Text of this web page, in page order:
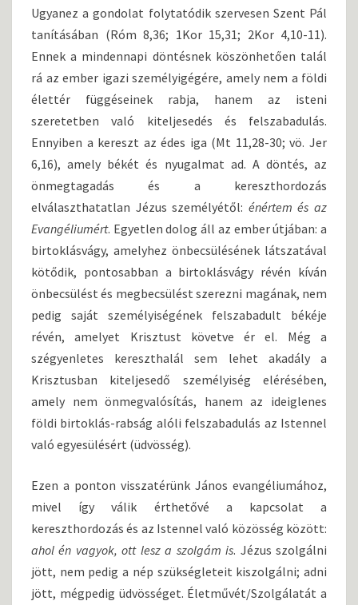
Ugyanez a gondolat folytatódik szervesen Szent Pál
tanításában (Róm 8,36; 1Kor 15,31; 2Kor 4,10-11).
Ennek a mindennapi döntésnek köszönhetően talál
rá az ember igazi személyigégére, amely nem a földi
élettér függéseinek rabja, hanem az isteni
szeretetben való kiteljesedés és felszabadulás.
Ennyiben a kereszt az édes iga (Mt 11,28-30; vö. Jer
6,16), amely békét és nyugalmat ad. A döntés, az
önmegtagadás és a kereszthordozás
elválaszthatatlan Jézus személyétől: énértem és az
Evangéliumért. Egyetlen dolog áll az ember útjában: a
birtoklásvágy, amelyhez önbecsülésének látszatával
kötődik, pontosabban a birtoklásvágy révén kíván
önbecsülést és megbecsülést szerezni magának, nem
pedig saját személyiségének felszabadult békéje
révén, amelyet Krisztust követve ér el. Még a
szégyenletes kereszthalál sem lehet akadály a
Krisztusban kiteljesedő személyiség elérésében,
amely nem önmegvalósítás, hanem az ideiglenes
földi birtoklás-rabság alóli felszabadulás az Istennel
való egyesülésért (üdvösség).
Ezen a ponton visszatérünk János evangéliumához,
mivel így válik érthetővé a kapcsolat a
kereszthordozás és az Istennel való közösség között:
ahol én vagyok, ott lesz a szolgám is. Jézus szolgálni
jött, nem pedig a nép szükségleteit kiszolgálni; adni
jött, mégpedig üdvösséget. Életművét/Szolgálatát a